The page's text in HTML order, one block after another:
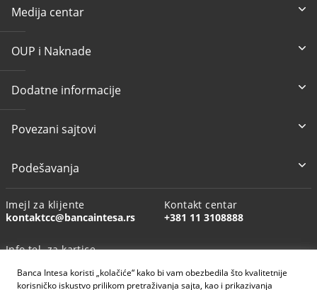
Banca Intesa koristi „kolačiće“ kako bi vam obezbedila što kvalitetnije
korisničko iskustvo prilikom pretraživanja sajta, kao i prikazivanja
Medija centar
OUP i Naknade
Dodatne informacije
Povezani sajtovi
Podešavanja
Imejl za klijente
kontaktcc@bancaintesa.rs
Kontakt centar
+381 11 3108888
Info tel. za kartice